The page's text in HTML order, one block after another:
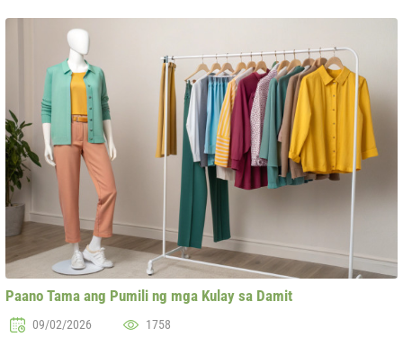
lamang isang paraan upang mapro...
Paano Tama ang Pumili ng mga Kulay sa Damit
09/02/2026 1758